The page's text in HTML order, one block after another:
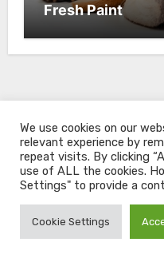
Fresh Paint
All
We use cookies on our
relevant experience by
repeat visits. By clicking
use of ALL the cookies.
Settings" to provide a
Cookie Settings